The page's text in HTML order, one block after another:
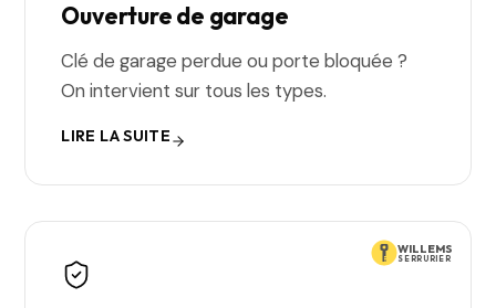
Ouverture de garage
Clé de garage perdue ou porte bloquée ?
On intervient sur tous les types.
LIRE LA SUITE
WILLEMS
SERRURIER